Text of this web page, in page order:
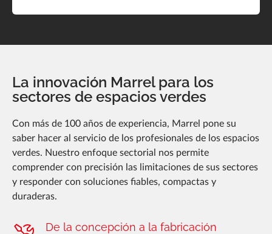
La innovación Marrel para los
sectores de espacios verdes
Con más de 100 años de experiencia, Marrel pone su
saber hacer al servicio de los profesionales de los espacios
verdes. Nuestro enfoque sectorial nos permite
comprender con precisión las limitaciones de sus sectores
y responder con soluciones fiables, compactas y
duraderas.
De la concepción a la fabricación